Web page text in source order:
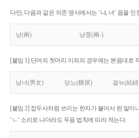
다만, 다음과 같은 의존 명사에서는 ‘냐, 녀’ 음을 인
냥(兩) 냥쭝(兩-)
[붙임 1] 단어의 첫머리 이외의 경우에는 본음대로
남녀(男女) 당뇨(糖尿) 결뉴(結
[붙임 2] 접두사처럼 쓰이는 한자가 붙어서 된 말이
‘ㄴ’ 소리로 나더라도 두음 법칙에 따라 적는다.